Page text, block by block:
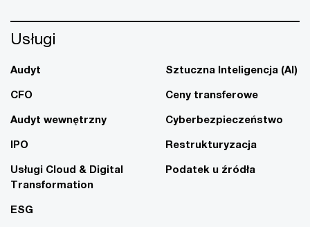
Usługi
Audyt
CFO
Audyt wewnętrzny
IPO
Usługi Cloud & Digital
Transformation
ESG
Sztuczna Inteligencja (AI)
Ceny transferowe
Cyberbezpieczeństwo
Restrukturyzacja
Podatek u źródła